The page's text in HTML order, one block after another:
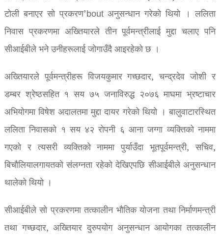
टोली बनाएर सो प्रकरण’bout अनुसन्धान गरेको थियो । ललिता
निवास प्रकरणमा अख्तियारले तीन पूर्वमन्त्रीलाई मुद्दा चलाए पनि
सीआईबीले भने उनीहरूलाई जोगाउँदै आइरहेको छ ।
अख्तियारले पूर्वमन्त्रीहरू विजयकुमार गच्छदार, चन्द्रदेव जोशी र
डम्बर श्रेष्ठसहित १ सय ७५ जनाविरुद्ध २०७६ माघमा भ्रष्टाचार
अभियोगमा विषेश अदालतमा मुद्दा दायर गरेको थियो । बालुवाटारस्थित
ललिता निवासको १ सय ४२ रोपनी ६ आना जग्गा व्यक्तिको नाममा
गएको र त्यसरी व्यक्तिको नाममा पुर्याउँदा भूतपूर्वमन्त्री, सचिव,
बिचौलियालगायतको संलग्नता रहेको देखिएपछि सीआईबीले अनुसन्धान
थालेको थियो ।
सीआईबीले सो प्रकरणमा तत्कालीन भौतिक योजना तथा निर्माणमन्त्री
तथा गच्छदार, अख्तियार दुरुपयोग अनुसन्धान आयोगका तत्कालीन